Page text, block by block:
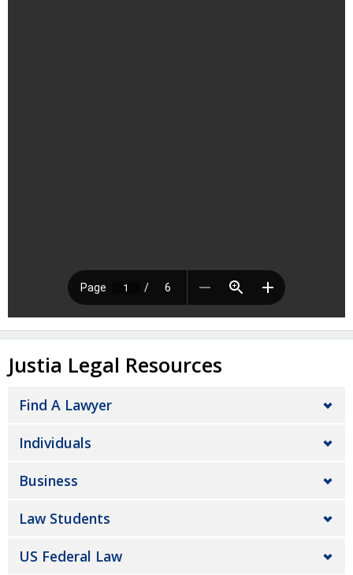
Justia Legal Resources
Find A Lawyer
Individuals
Business
Law Students
US Federal Law